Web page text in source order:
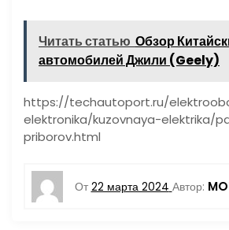
Читать статью Обзор
автомобилей Джили (Geely)
https://techautoport.ru/
elektronika/kuzovnaya-elektrika/
priborov.html
От 22 марта 2024 Автор: